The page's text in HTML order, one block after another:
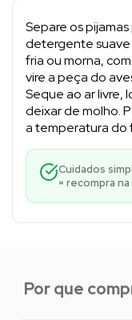
Separe os
detergente suave
fria ou morna,
vire a peça do
Seque ao ar livre,
deixar de molho.
a temperatura do
Cuidados
= recompra na
Por que